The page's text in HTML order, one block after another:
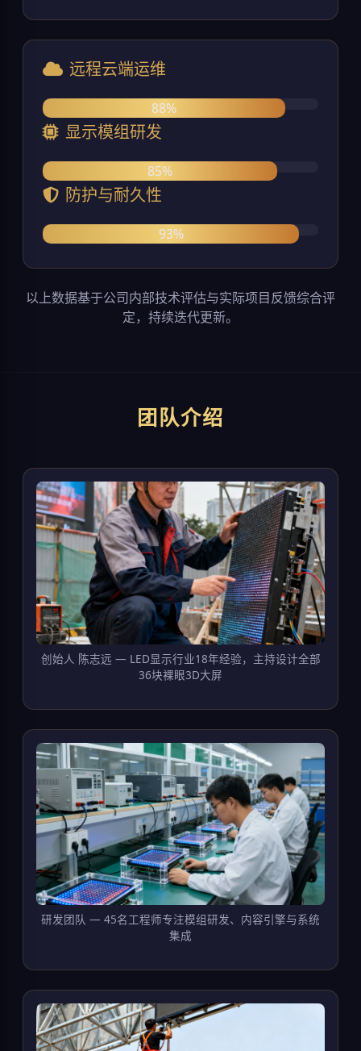
远程云端运维
88%
显示模组研发
85%
防护与耐久性
93%
以上数据基于公司内部技术评估与实际项目反馈综合评
定，持续迭代更新。
团队介绍
创始人 陈志远 — LED显示行业18年经验，主持设计全部
36块裸眼3D大屏
研发团队 — 45名工程师专注模组研发、内容引擎与系统
集成